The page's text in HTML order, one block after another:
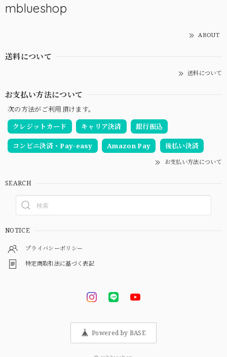
mblueshop
ABOUT
送料について
送料について
お支払い方法について
次の方法がご利用頂けます。
クレジットカード
キャリア決済 銀行振込
コンビニ決済・Pay-easy Amazon Pay 後払い決済
お支払い方法について
SEARCH
NOTICE
プライバシーポリシー
特定商取引法に基づく表記
Powered by BASE